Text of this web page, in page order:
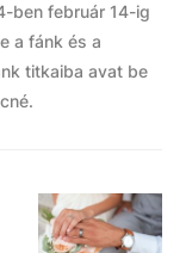
ben február 14-ig
a fánk és a
titkaiba avat be